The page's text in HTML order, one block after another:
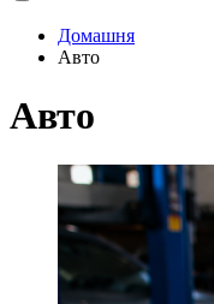
Домашня
Авто
Авто